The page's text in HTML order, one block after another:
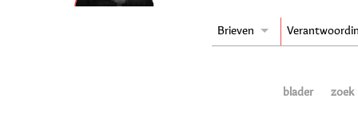
Brieven
blader zoek